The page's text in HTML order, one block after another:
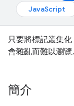
JavaScript
只要將標記叢集
會雜亂而難以瀏覽
簡介